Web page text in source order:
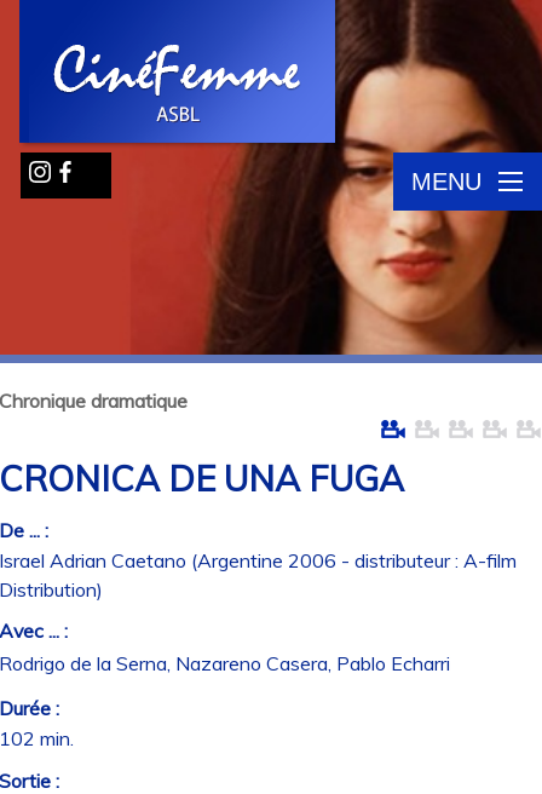
MENU
dramatique
DE UNA FUGA
... :
Adrian Caetano (Argentine 2006 - distributeur : A-film
... :
de la Serna, Nazareno Casera, Pablo Echarri
:
min.
: